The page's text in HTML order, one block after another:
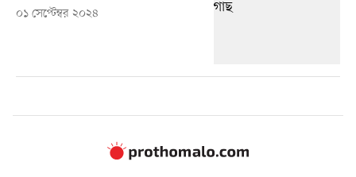
০১ সেপ্টেম্বর ২০২৪